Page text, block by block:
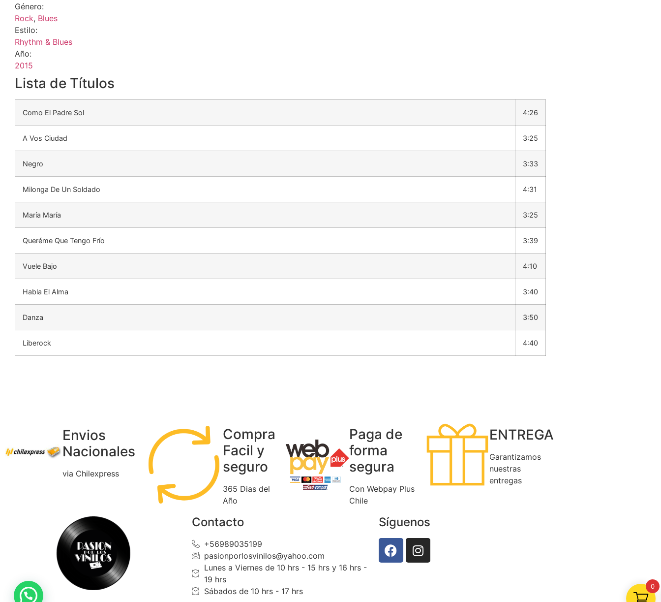
Género:
Rock, Blues
Estilo:
Rhythm & Blues
Año:
2015
Lista de Títulos
Como El Padre Sol 4:26
A Vos Ciudad 3:25
Negro 3:33
Milonga De Un Soldado 4:31
María María 3:25
Queréme Que Tengo Frío 3:39
Vuele Bajo 4:10
Habla El Alma 3:40
Danza 3:50
Liberock 4:40
Envios
Nacionales
via Chilexpress
Compra
Facil y
seguro
365 Dias del
Año
Paga de
forma
segura
Con Webpay Plus
Chile
ENTREGA
Garantizamos
nuestras
entregas
Contacto
+56989035199
pasionporlosvinilos@yahoo.com
Lunes a Viernes de 10 hrs - 15 hrs y 16 hrs -
19 hrs
Sábados de 10 hrs - 17 hrs
Síguenos
0